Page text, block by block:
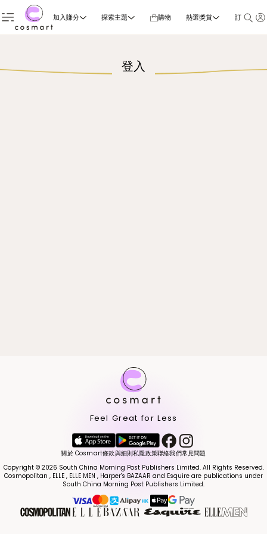
加入賺分 探索主題 購物 熱選獎賞 訂閱雜誌
登入
Feel Great for Less
關於 Cosmart條款與細則私隱政策聯絡我們常見問題
Copyright © 2026 South China Morning Post Publishers Limited. All Rights Reserved.
Cosmopolitan , ELLE , ELLE MEN , Harper's BAZAAR and Esquire are publications under
South China Morning Post Publishers Limited.